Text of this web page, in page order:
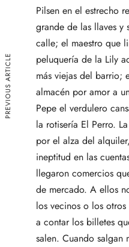
Pilsen en el estrecho
grande de las llaves y
calle; el maestro que
peluquería de la Lily
más viejas del barrio;
almacén por amor a
Pepe el verdulero
la rotisería El Perro.
por el alza del
ineptitud en las
llegaron comercios
de mercado. A ellos
los vecinos o los
a contar los billetes
salen. Cuando salgan
PREVIOUS ARTICLE